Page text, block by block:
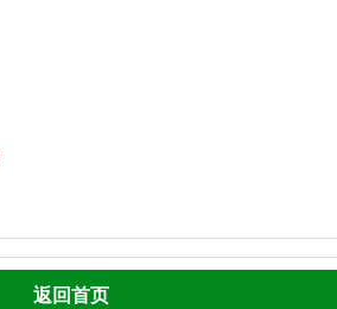
返回首页